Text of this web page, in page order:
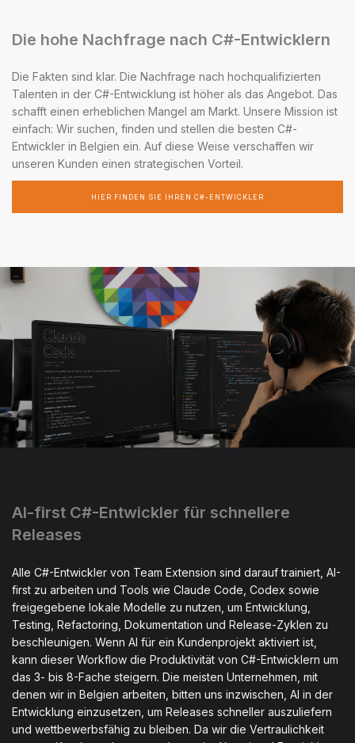
Die hohe Nachfrage nach C#-Entwicklern
Die Fakten sind klar. Die Nachfrage nach hochqualifizierten
Talenten in der C#-Entwicklung ist höher als das Angebot. Das
schafft einen erheblichen Mangel am Markt. Unsere Mission ist
einfach: Wir suchen, finden und stellen die besten C#-
Entwickler in Belgien ein. Auf diese Weise verschaffen wir
unseren Kunden einen strategischen Vorteil.
HIER FINDEN SIE IHREN C#-ENTWICKLER
AI-first C#-Entwickler für schnellere
Releases
Alle C#-Entwickler von Team Extension sind darauf trainiert, AI-
first zu arbeiten und Tools wie Claude Code, Codex sowie
freigegebene lokale Modelle zu nutzen, um Entwicklung,
Testing, Refactoring, Dokumentation und Release-Zyklen zu
beschleunigen. Wenn AI für ein Kundenprojekt aktiviert ist,
kann dieser Workflow die Produktivität von C#-Entwicklern um
das 3- bis 8-Fache steigern. Die meisten Unternehmen, mit
denen wir in Belgien arbeiten, bitten uns inzwischen, AI in der
Entwicklung einzusetzen, um Releases schneller auszuliefern
und wettbewerbsfähig zu bleiben. Da wir die Vertraulichkeit